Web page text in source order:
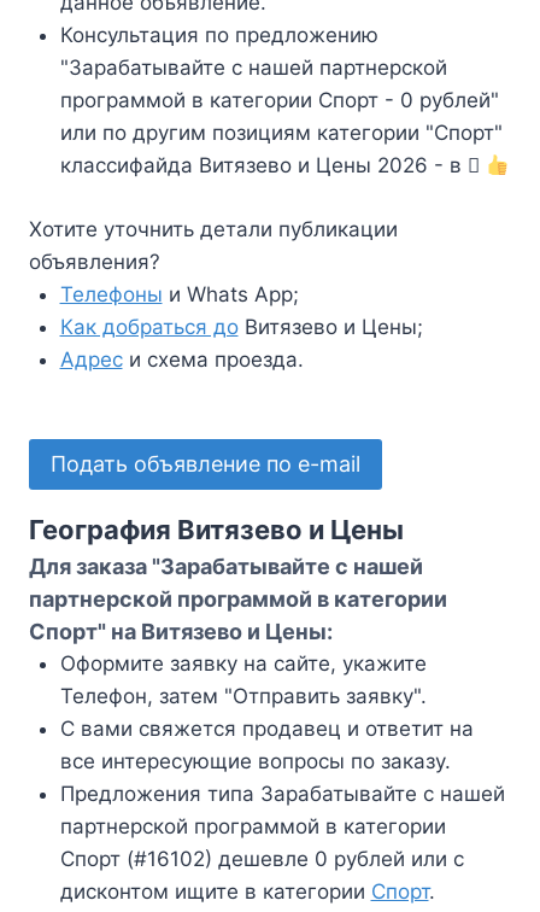
Консультация по предложению
"Зарабатывайте с нашей партнерской
программой в категории Спорт - 0 рублей"
или по другим позициям категории "Спорт"
классифайда Витязево и Цены 2026 - в
Хотите уточнить детали публикации
объявления?
Телефоны и Whats App;
Как добраться доВитязево и Цены;
Адреси схема проезда.
Подать объявление по e-mail
География Витязево и Цены
Для заказа "Зарабатывайте с нашей
партнерской программой в категории
Спорт" на Витязево и Цены:
Оформите заявку на сайте, укажите
Телефон, затем "Отправить заявку".
С вами свяжется продавец и ответит на
все интересующие вопросы по заказу.
Предложения типа Зарабатывайте с нашей
партнерской программой в категории
Спорт (#16102) дешевле 0 рублей или с
дисконтом ищите в категории Спорт.